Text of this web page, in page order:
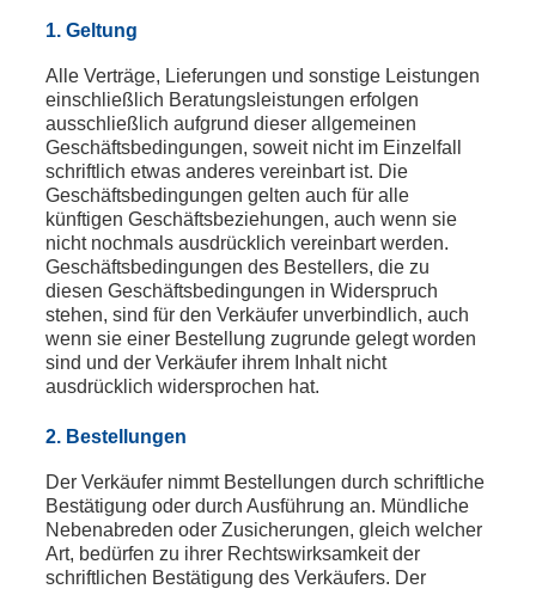
1. Geltung
Alle Verträge, Lieferungen und sonstige Leistungen
einschließlich Beratungsleistungen erfolgen
ausschließlich aufgrund dieser allgemeinen
Geschäftsbedingungen, soweit nicht im Einzelfall
schriftlich etwas anderes vereinbart ist. Die
Geschäftsbedingungen gelten auch für alle
künftigen Geschäftsbeziehungen, auch wenn sie
nicht nochmals ausdrücklich vereinbart werden.
Geschäftsbedingungen des Bestellers, die zu
diesen Geschäftsbedingungen in Widerspruch
stehen, sind für den Verkäufer unverbindlich, auch
wenn sie einer Bestellung zugrunde gelegt worden
sind und der Verkäufer ihrem Inhalt nicht
ausdrücklich widersprochen hat.
2. Bestellungen
Der Verkäufer nimmt Bestellungen durch schriftliche
Bestätigung oder durch Ausführung an. Mündliche
Nebenabreden oder Zusicherungen, gleich welcher
Art, bedürfen zu ihrer Rechtswirksamkeit der
schriftlichen Bestätigung des Verkäufers. Der